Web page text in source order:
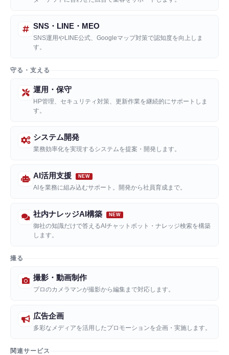
SNS・LINE・MEO
SNS運用やLINE公式、Googleマップ対策で認知度を向上しま
す。
守る・支える
運用・保守
HP管理、セキュリティ対策、更新作業を継続的にサポートしま
す。
システム開発
業務効率化を実現するシステムを提案・開発します。
AI活用支援
AIを業務に組み込むサポート。開発から社員育成まで。
社内ナレッジAI構築
御社の知識だけで答えるAIチャットボット・ナレッジ検索を構築
します。
撮る
撮影・動画制作
プロのカメラマンが撮影から編集まで対応します。
広告企画
多彩なメディアを活用したプロモーションを企画・実施します。
関連サービス